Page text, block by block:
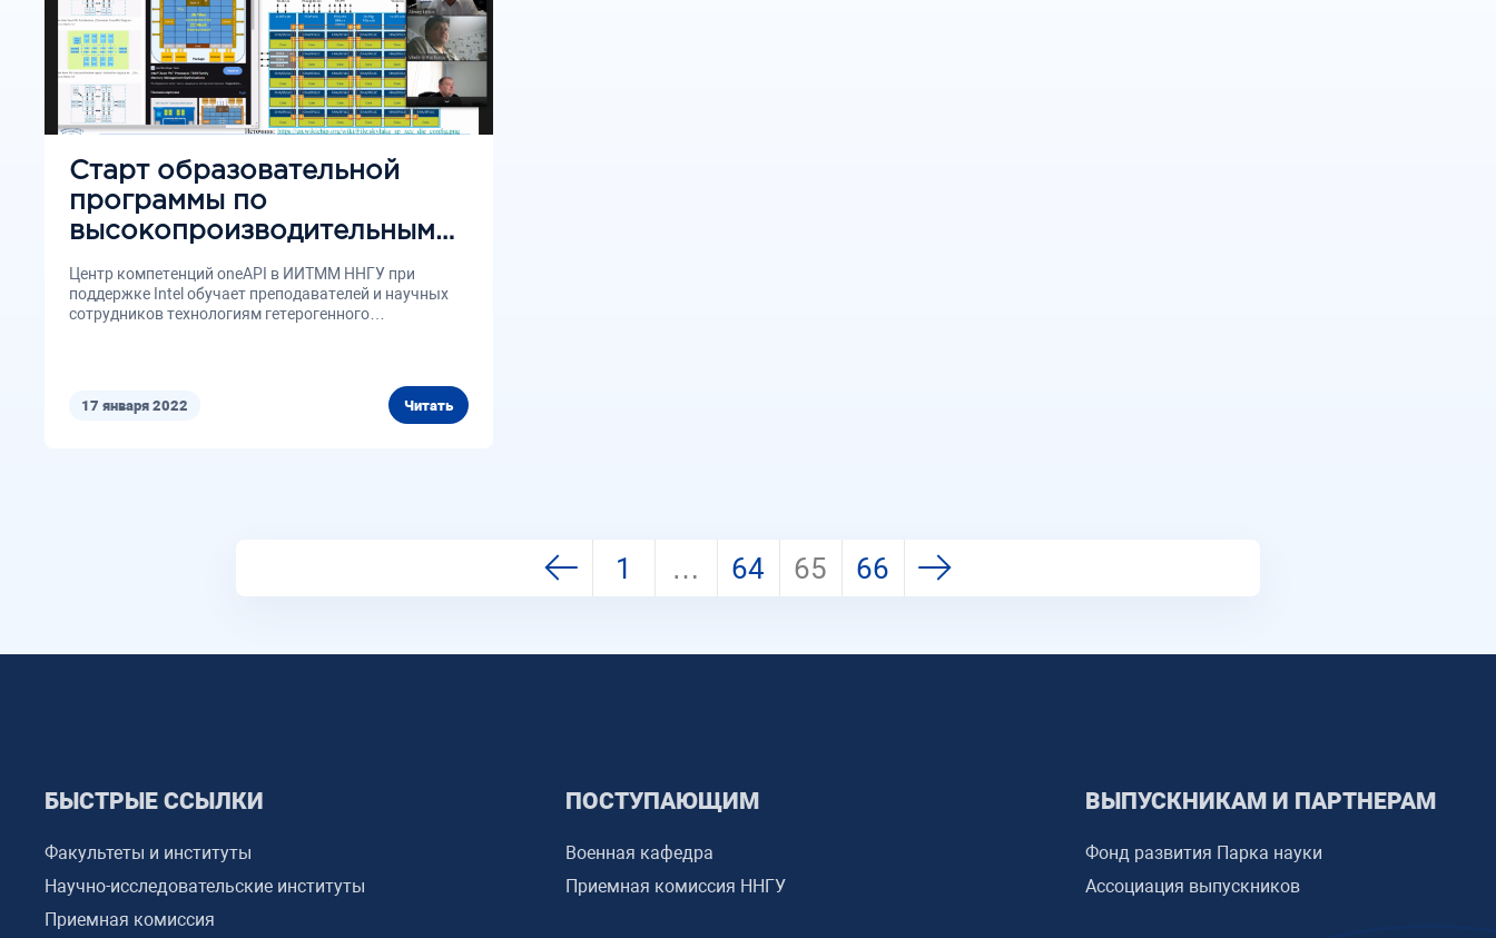
17 января 2022 Читать
Старт образовательной
программы по
высокопроизводительным
вычислениям
Центр компетенций oneAPI в ИИТММ ННГУ при
поддержке Intel обучает преподавателей и научных
сотрудников технологиям гетерогенного
1 … 64 65 66
БЫСТРЫЕ ССЫЛКИ
Факультеты и институты
Научно-исследовательские институты
Приемная комиссия
ПОСТУПАЮЩИМ
Военная кафедра
Приемная комиссия ННГУ
ВЫПУСКНИКАМ И ПАРТНЕРАМ
Фонд развития Парка науки
Ассоциация выпускников